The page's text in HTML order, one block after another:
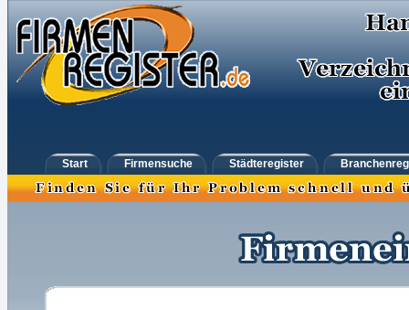
Start Firmensuche Städteregister